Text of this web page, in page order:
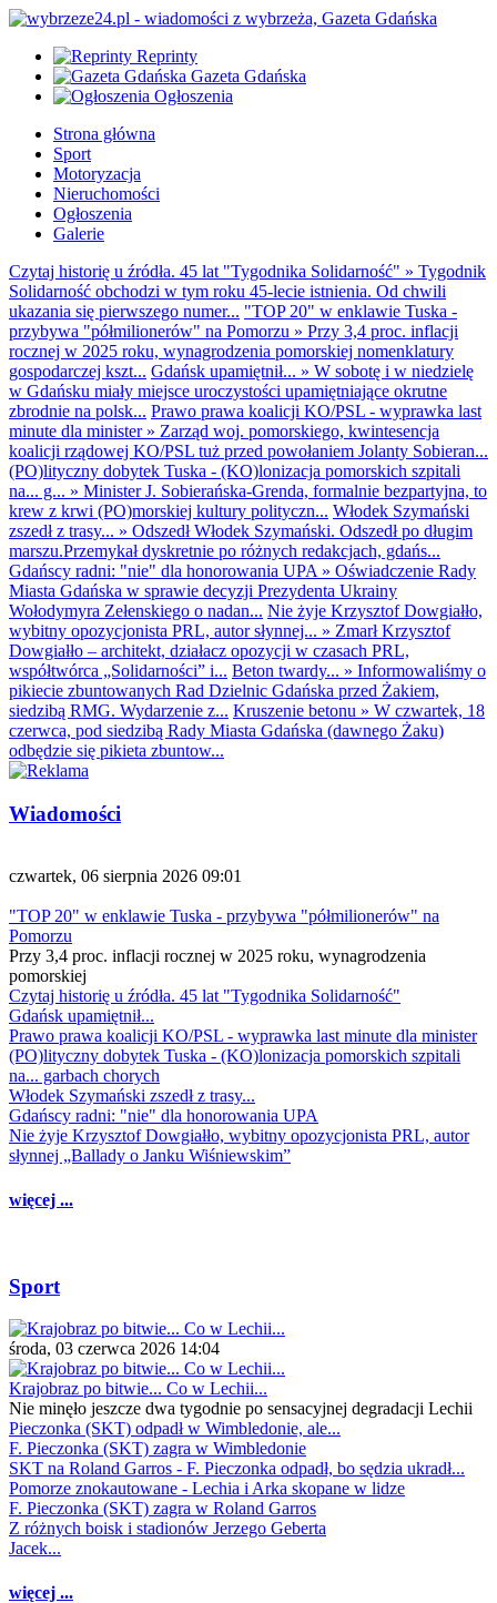
Reprinty
Gazeta Gdańska
Ogłoszenia
Strona główna
Sport
Motoryzacja
Nieruchomości
Ogłoszenia
Galerie
Czytaj historię u źródła. 45 lat "Tygodnika Solidarność" » Tygodnik
Solidarność obchodzi w tym roku 45-lecie istnienia. Od chwili
ukazania się pierwszego numer... "TOP 20" w enklawie Tuska -
przybywa "półmilionerów" na Pomorzu » Przy 3,4 proc. inflacji
rocznej w 2025 roku, wynagrodzenia pomorskiej nomenklatury
gospodarczej kszt... Gdańsk upamiętnił... » W sobotę i w niedzielę
w Gdańsku miały miejsce uroczystości upamiętniające okrutne
zbrodnie na polsk... Prawo prawa koalicji KO/PSL - wyprawka last
minute dla minister» Zarząd woj. pomorskiego, kwintesencja
koalicji rządowej KO/PSL tuż przed powołaniem Jolanty Sobieran...
(PO)lityczny dobytek Tuska - (KO)lonizacja pomorskich szpitali
na... g... » Minister J. Sobierańska-Grenda, formalnie bezpartyjna, to
krew z krwi (PO)morskiej kultury polityczn... Włodek Szymański
zszedł z trasy... » Odszedł Włodek Szymański. Odszedł po długim
marszu.Przemykał dyskretnie po różnych redakcjach, gdańs...
Gdańscy radni: "nie" dla honorowania UPA » Oświadczenie Rady
Miasta Gdańska w sprawie decyzji Prezydenta Ukrainy
Wołodymyra Zełenskiego o nadan... Nie żyje Krzysztof Dowgiałło,
wybitny opozycjonista PRL, autor słynnej... » Zmarł Krzysztof
Dowgiałło – architekt, działacz opozycji w czasach PRL,
współtwórca „Solidarności” i... Beton twardy... » Informowaliśmy o
pikiecie zbuntowanych Rad Dzielnic Gdańska przed Żakiem,
siedzibą RMG. Wydarzenie z... Kruszenie betonu » W czwartek, 18
czerwca, pod siedzibą Rady Miasta Gdańska (dawnego Żaku)
odbędzie się pikieta zbuntow...
Wiadomości
czwartek, 06 sierpnia 2026 09:01
"TOP 20" w enklawie Tuska - przybywa "półmilionerów" na
Pomorzu
Przy 3,4 proc. inflacji rocznej w 2025 roku, wynagrodzenia
pomorskiej
Czytaj historię u źródła. 45 lat "Tygodnika Solidarność"
Gdańsk upamiętnił...
Prawo prawa koalicji KO/PSL - wyprawka last minute dla minister
(PO)lityczny dobytek Tuska - (KO)lonizacja pomorskich szpitali
na... garbach chorych
Włodek Szymański zszedł z trasy...
Gdańscy radni: "nie" dla honorowania UPA
Nie żyje Krzysztof Dowgiałło, wybitny opozycjonista PRL, autor
słynnej „Ballady o Janku Wiśniewskim”
więcej ...
Sport
środa, 03 czerwca 2026 14:04
Krajobraz po bitwie... Co w Lechii...
Nie minęło jeszcze dwa tygodnie po sensacyjnej degradacji Lechii
Pieczonka (SKT) odpadł w Wimbledonie, ale...
F. Pieczonka (SKT) zagra w Wimbledonie
SKT na Roland Garros - F. Pieczonka odpadł, bo sędzia ukradł...
Pomorze znokautowane - Lechia i Arka skopane w lidze
F. Pieczonka (SKT) zagra w Roland Garros
Z różnych boisk i stadionów Jerzego Geberta
Jacek...
więcej ...